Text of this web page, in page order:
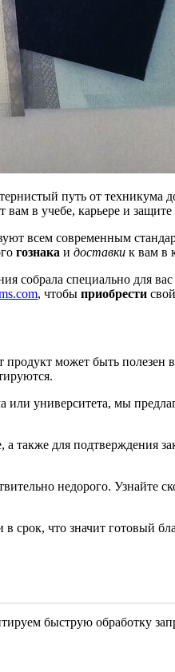
путь от техникума
в учебе, карьере и
всем современным
гознака и доставки к вам в
собрала специально для
, чтобы приобрести свой
может быть полезен
университета, мы
для подтверждения
недорого. Узнайте
что значит готовый
быструю обработку